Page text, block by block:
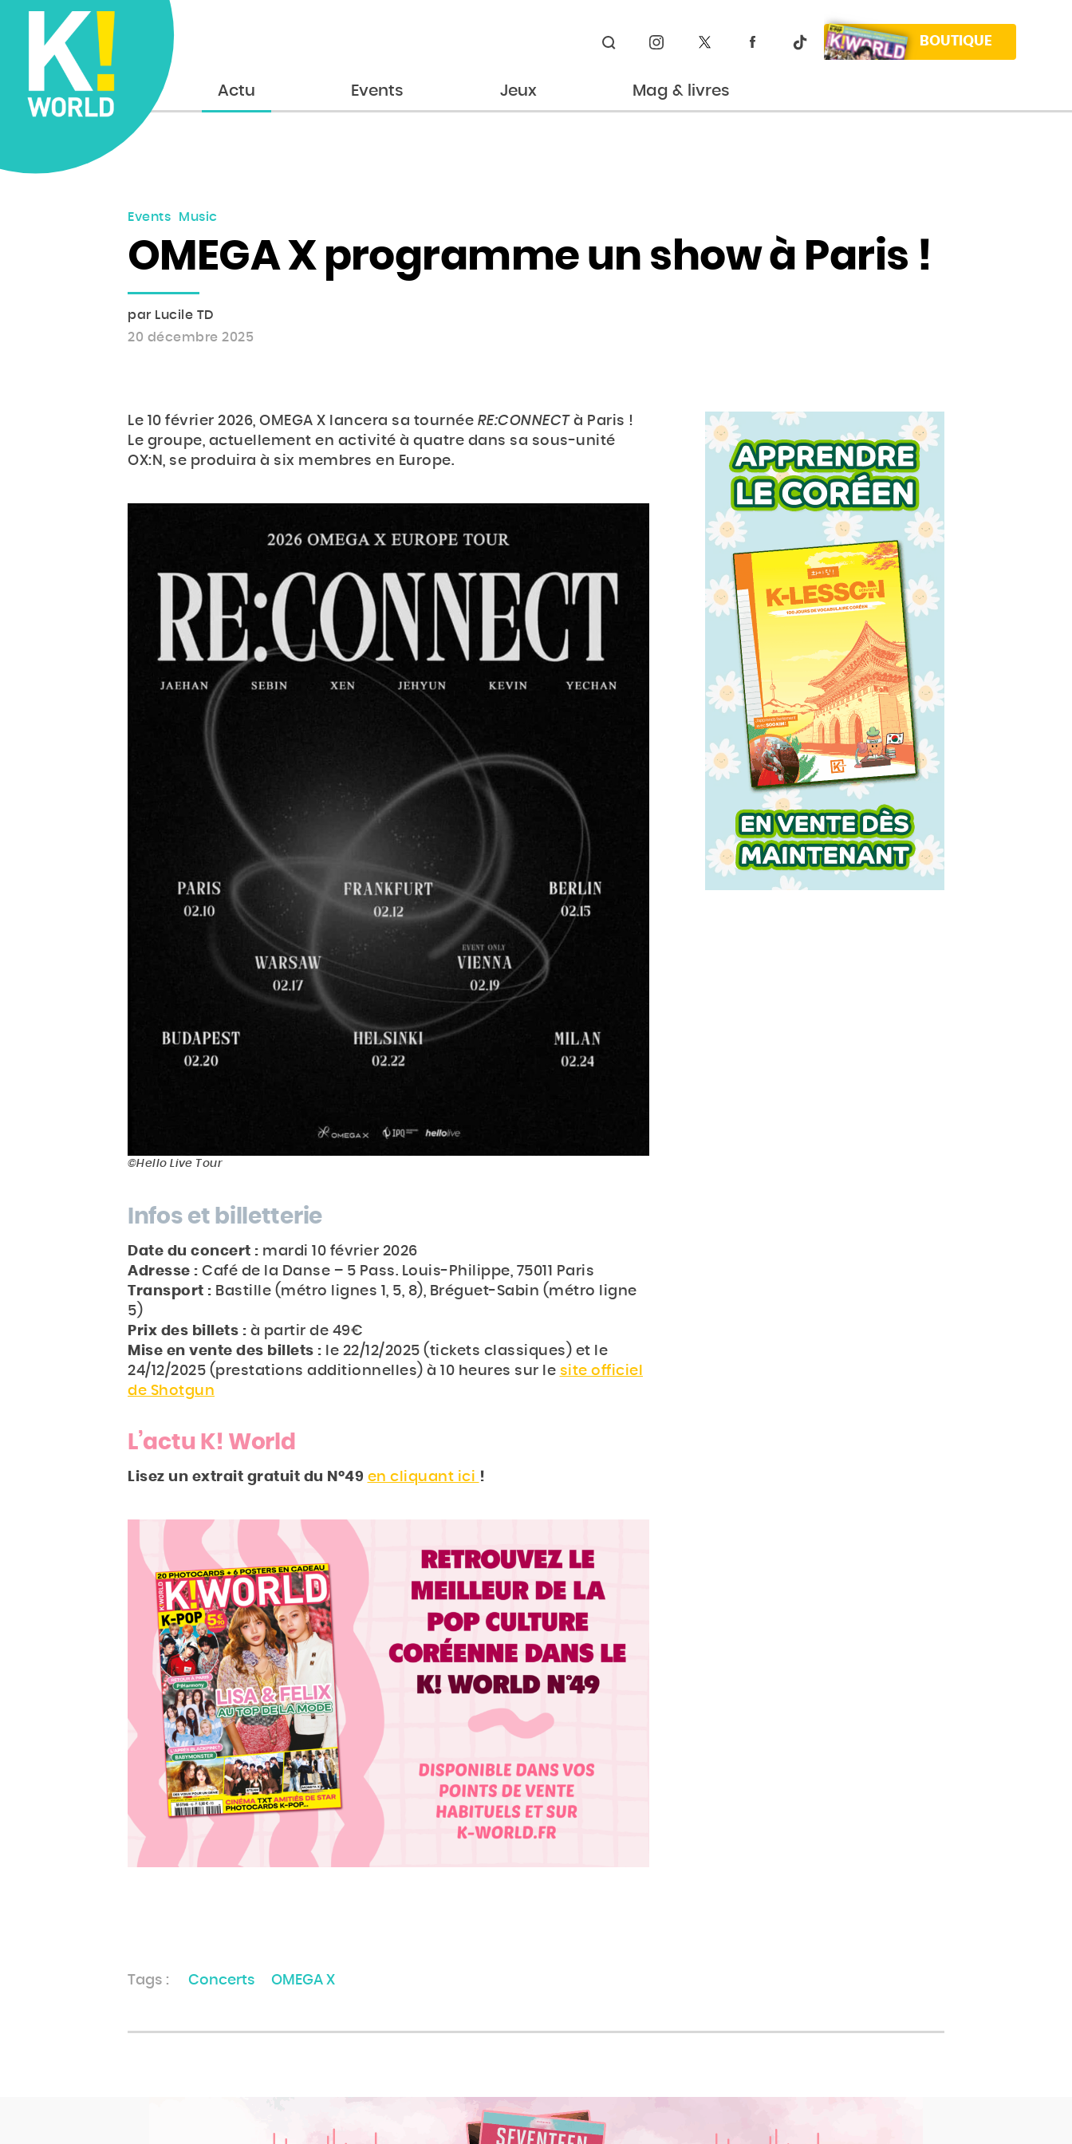
Rechercher
BOUTIQUE
Accueil Actu Events Jeux Mag & livres
Events Music
OMEGA X programme un show à Paris !
par Lucile TD
20 décembre 2025
Le 10 février 2026, OMEGA X lancera sa tournée RE:CONNECTà Paris !
Le groupe, actuellement en activité à quatre dans sa sous-unité
OX:N, se produira à six membres en Europe.
©Hello Live Tour
Infos et billetterie
Date du concert : mardi 10 février 2026
Adresse : Café de la Danse – 5 Pass. Louis-Philippe, 75011 Paris
Transport : Bastille (métro lignes 1, 5, 8), Bréguet-Sabin (métro ligne
5)
Prix des billets : à partir de 49€
Mise en vente des billets : le 22/12/2025 (tickets classiques) et le
24/12/2025 (prestations additionnelles) à 10 heures sur le site officiel
de Shotgun
L’actu K! World
Lisez un extrait gratuit du N°49 en cliquant ici !
Tags : Concerts OMEGA X